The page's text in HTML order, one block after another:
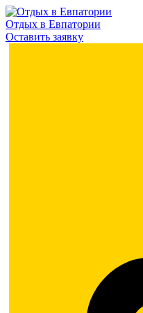
Отдых в Евпатории
Оставить заявку